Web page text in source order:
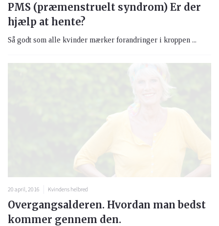
PMS (præmenstruelt syndrom) Er der
hjælp at hente?
Så godt som alle kvinder mærker forandringer i kroppen ...
20 april, 2016 Kvindens helbred
Overgangsalderen. Hvordan man bedst
kommer gennem den.